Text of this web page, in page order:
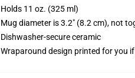
Holds 11 oz. (325 ml)
Mug diameter is 3.2" (8.2 cm), not
Dishwasher-secure ceramic
Wraparound design printed for you